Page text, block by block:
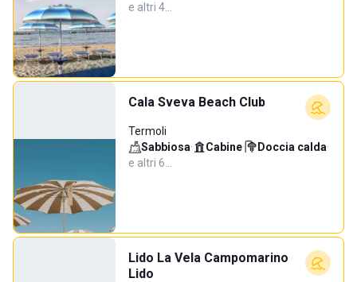
e altri 4…
Cala Sveva Beach Club
Termoli
Sabbiosa· Cabine· Doccia calda·
e altri 6…
Lido La Vela Campomarino
Lido